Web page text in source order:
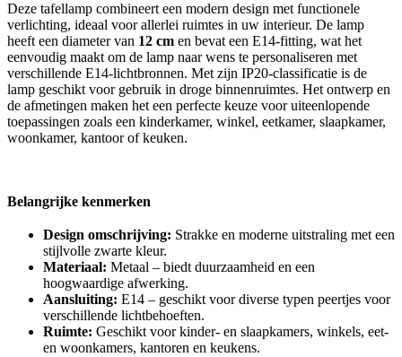
Deze tafellamp combineert een modern design met functionele
verlichting, ideaal voor allerlei ruimtes in uw interieur. De lamp
heeft een diameter van 12 cm en bevat een E14-fitting, wat het
eenvoudig maakt om de lamp naar wens te personaliseren met
verschillende E14-lichtbronnen. Met zijn IP20-classificatie is de
lamp geschikt voor gebruik in droge binnenruimtes. Het ontwerp en
de afmetingen maken het een perfecte keuze voor uiteenlopende
toepassingen zoals een kinderkamer, winkel, eetkamer, slaapkamer,
woonkamer, kantoor of keuken.
Belangrijke kenmerken
Design omschrijving: Strakke en moderne uitstraling met een
stijlvolle zwarte kleur.
Materiaal: Metaal – biedt duurzaamheid en een
hoogwaardige afwerking.
Aansluiting: E14 – geschikt voor diverse typen peertjes voor
verschillende lichtbehoeften.
Ruimte: Geschikt voor kinder- en slaapkamers, winkels, eet-
en woonkamers, kantoren en keukens.